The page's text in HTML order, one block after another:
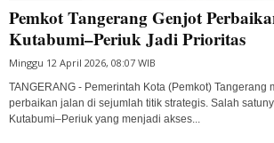
Pemkot Tangerang Genjot
Kutabumi–Periuk Jadi Prioritas
Minggu 12 April 2026, 08:07 WIB
TANGERANG - Pemerintah Kota (Pemkot) Tangerang
perbaikan jalan di sejumlah titik strategis. Salah
Kutabumi–Periuk yang menjadi akses...